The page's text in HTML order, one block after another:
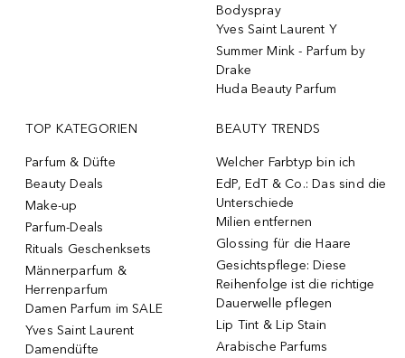
Bodyspray
Yves Saint Laurent Y
Summer Mink - Parfum by
Drake
Huda Beauty Parfum
TOP KATEGORIEN
Parfum & Düfte
Beauty Deals
Make-up
Parfum-Deals
Rituals Geschenksets
Männerparfum &
Herrenparfum
Damen Parfum im SALE
Yves Saint Laurent
Damendüfte
BEAUTY TRENDS
Welcher Farbtyp bin ich
EdP, EdT & Co.: Das sind die
Unterschiede
Milien entfernen
Glossing für die Haare
Gesichtspflege: Diese
Reihenfolge ist die richtige
Dauerwelle pflegen
Lip Tint & Lip Stain
Arabische Parfums